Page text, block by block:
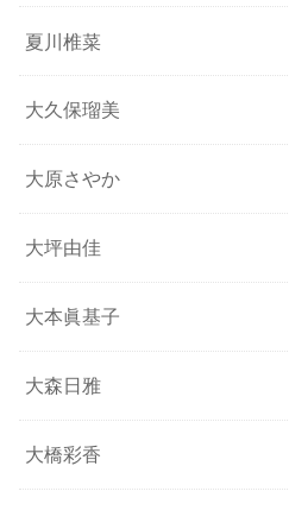
夏川椎菜
大久保瑠美
大原さやか
大坪由佳
大本眞基子
大森日雅
大橋彩香